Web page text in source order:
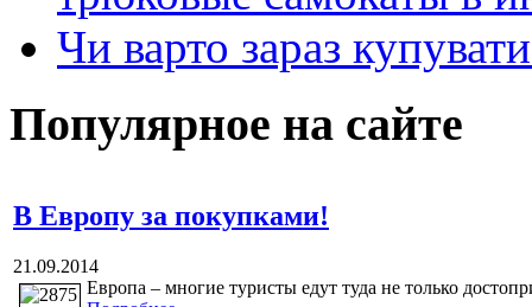
Чи варто зараз
Популярное на сайте
В Европу за покупками!
21.09.2014
Европа – многие туристы едут туда не только